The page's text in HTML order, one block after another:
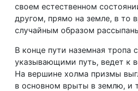
своем естественном
другом, прямо на земле, в то
случайным образом
В конце пути наземная тропа
указывающими путь, ведет к
На вершине холма призмы
в основном врыты в землю, и